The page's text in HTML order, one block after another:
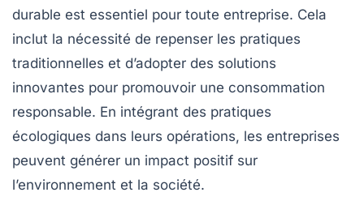
durable est essentiel pour toute entreprise. Cela
inclut la nécessité de repenser les pratiques
traditionnelles et d’adopter des solutions
innovantes pour promouvoir une consommation
responsable. En intégrant des pratiques
écologiques dans leurs opérations, les entreprises
peuvent générer un impact positif sur
l’environnement et la société.